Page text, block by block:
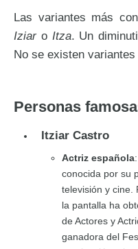
Las variantes más
Iziar oItza. Un
No se existen
Personas
Itziar Castro
Actriz española
conocida por su
televisión y cine.
la pantalla ha
de Actores y
ganadora del